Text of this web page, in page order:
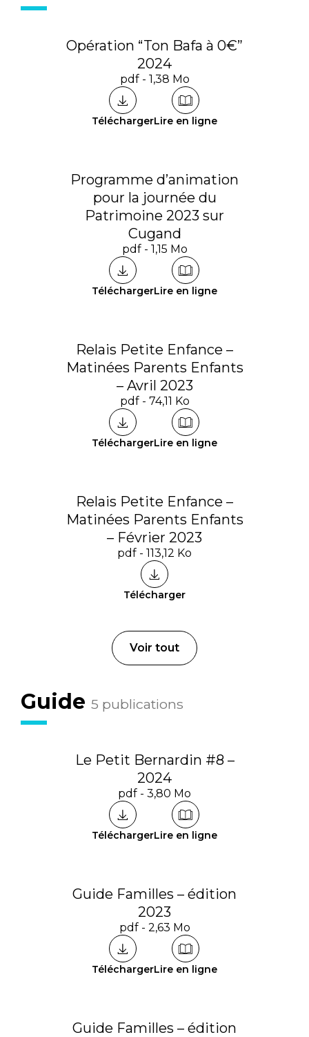
Opération “Ton Bafa à 0€”
2024
pdf - 1,38 Mo
TéléchargerLire en ligne
Programme d’animation
pour la journée du
Patrimoine 2023 sur
Cugand
pdf - 1,15 Mo
TéléchargerLire en ligne
Relais Petite Enfance –
Matinées Parents Enfants
– Avril 2023
pdf - 74,11 Ko
TéléchargerLire en ligne
Relais Petite Enfance –
Matinées Parents Enfants
– Février 2023
pdf - 113,12 Ko
Télécharger
Voir tout
Guide 5 publications
Le Petit Bernardin #8 –
2024
pdf - 3,80 Mo
TéléchargerLire en ligne
Guide Familles – édition
2023
pdf - 2,63 Mo
TéléchargerLire en ligne
Guide Familles – édition